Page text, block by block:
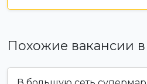
Похожие вакансии